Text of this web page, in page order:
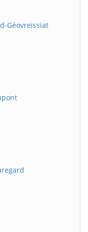
Géovreissiat